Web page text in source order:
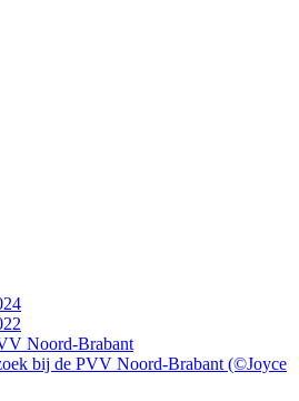
Noord-Brabant
bij de PVV Noord-Brabant (©Joyce